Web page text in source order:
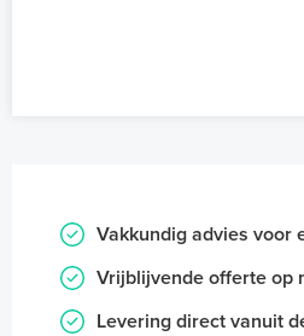
Vakkundig advies voor
Vrijblijvende offerte op
Levering direct vanuit